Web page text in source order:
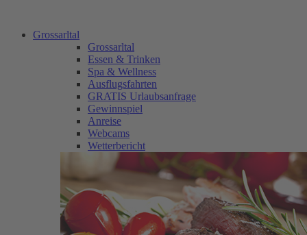
Grossarltal
Grossarltal
Essen & Trinken
Spa & Wellness
Ausflugsfahrten
GRATIS Urlaubsanfrage
Gewinnspiel
Anreise
Webcams
Wetterbericht